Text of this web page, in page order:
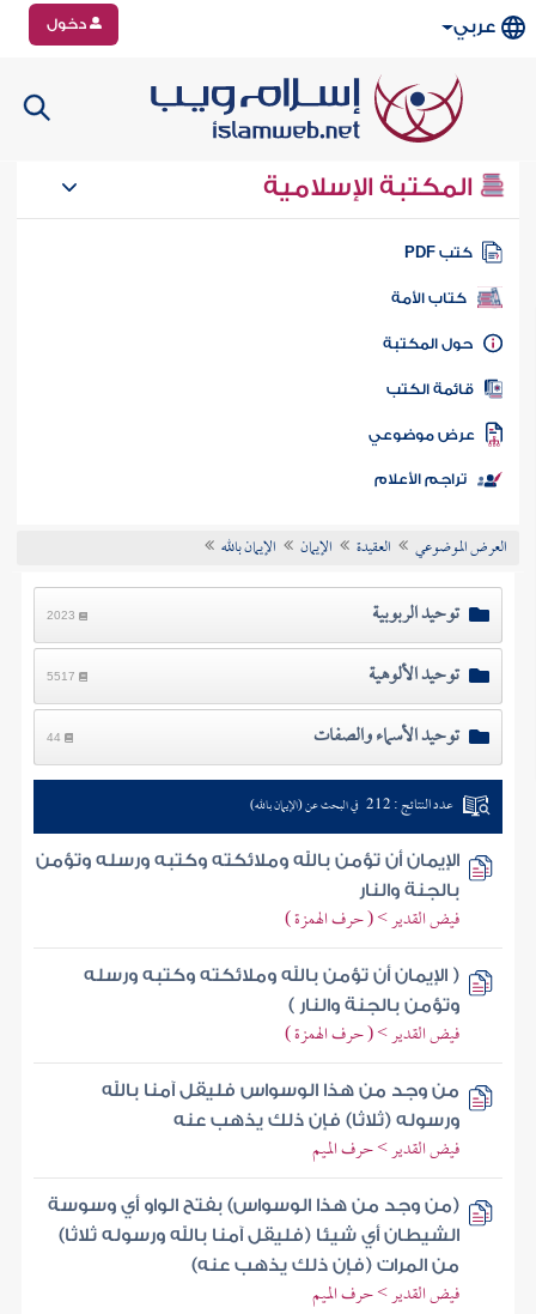
عربي دخول
المكتبة الإسلامية
كتب PDF
كتاب الأمة
المكتبة
الكتب
موضوعي
تراجم الأعلام
العرض الموضوعي العقيدة الإيمان الإيمان بالله
توحيد الربوبية 2023
توحيد الألوهية 5517
توحيد الأسماء والصفات 44
عدد النتائج : 212 في البحث عن (الإيمان بالله)
الإيمان أن تؤمن بالله وملائكته وكتبه ورسله وتؤمن
بالجنة والنار
فيض القدير > ( حرف الهمزة )
( الإيمان أن تؤمن بالله وملائكته وكتبه ورسله
وتؤمن بالجنة والنار )
فيض القدير > ( حرف الهمزة )
من وجد من هذا الوسواس فليقل آمنا بالله
ورسوله (ثلاثا) فإن ذلك يذهب عنه
فيض القدير > حرف الميم
(من وجد من هذا الوسواس) بفتح الواو أي وسوسة
الشيطان أي شيئا (فليقل آمنا بالله ورسوله ثلاثا)
من المرات (فإن ذلك يذهب عنه)
فيض القدير > حرف الميم